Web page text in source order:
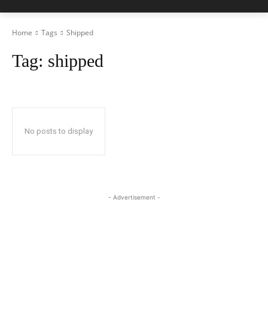
Home Tags Shipped
Tag: shipped
No posts to display
- Advertisement -